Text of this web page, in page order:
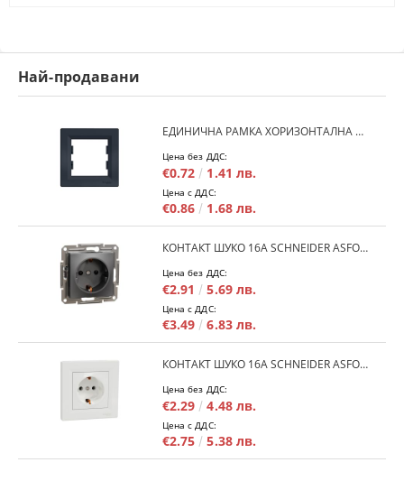
Най-продавани
ЕДИНИЧНА РАМКА ХОРИЗОНТАЛНА SCHNEIDER ASFORA EPH5800171 - АНТРАЦИТ
Цена без ДДС:
€0.72 1.41 лв.
Цена с ДДС:
€0.86 1.68 лв.
КОНТАКТ ШУКО 16A SCHNEIDER ASFORA EPH2900171 - АНРАЦИТ
Цена без ДДС:
€2.91 5.69 лв.
Цена с ДДС:
€3.49 6.83 лв.
КОНТАКТ ШУКО 16A SCHNEIDER ASFORA EPH2900121 - БЯЛ
Цена без ДДС:
€2.29 4.48 лв.
Цена с ДДС:
€2.75 5.38 лв.